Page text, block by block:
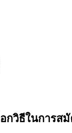
อกวิธีในการส